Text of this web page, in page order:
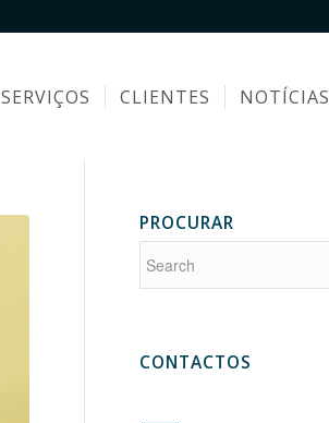
SERVIÇOS CLIENTES NOTÍCIAS
PROCURAR
CONTACTOS